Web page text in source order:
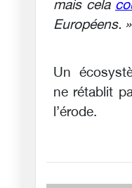
mais cela
Européens. »
Un
ne rétablit
l’érode.